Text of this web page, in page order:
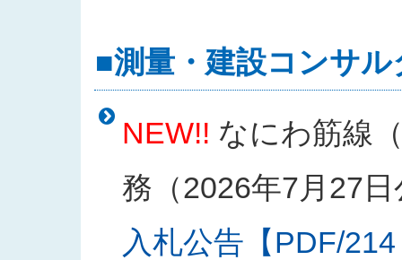
■測量・建設コンサル
NEW!! なにわ筋線
務（2026年7月27日
入札公告【PDF/